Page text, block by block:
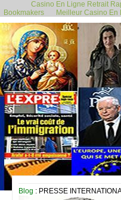
Casino En Ligne Retrait
Bookmakers
Meilleur Casino En
Blog : PRESSE